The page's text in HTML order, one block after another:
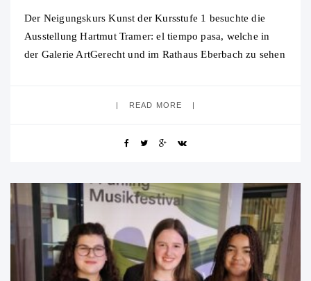
Der Neigungskurs Kunst der Kursstufe 1 besuchte die
Ausstellung Hartmut Tramer: el tiempo pasa, welche in
der Galerie ArtGerecht und im Rathaus Eberbach zu sehen
READ MORE